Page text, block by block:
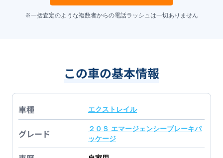
※一括査定のような複数者からの電話ラッシュは一切ありません
この車の基本情報
車種 エクストレイル
グレード
２０Ｓ エマージェンシーブレーキパ
ッケージ